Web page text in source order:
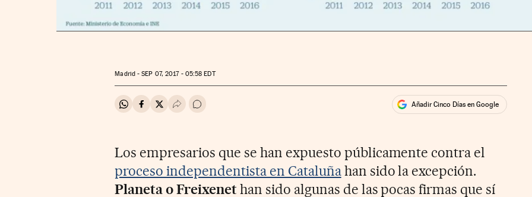
Madrid -SEP 07, 2017 - 05:58 EDT
Compartir en Whatsapp
Compartir en Facebook
Compartir en Twitter
Desplegar Redes Sociales
Ir a los comentarios Añadir Cinco Días en Google
Los empresarios que se han expuesto públicamente contra el
proceso independentista en Cataluñahan sido la excepción.
Planeta o Freixenet han sido algunas de las pocas firmas que sí